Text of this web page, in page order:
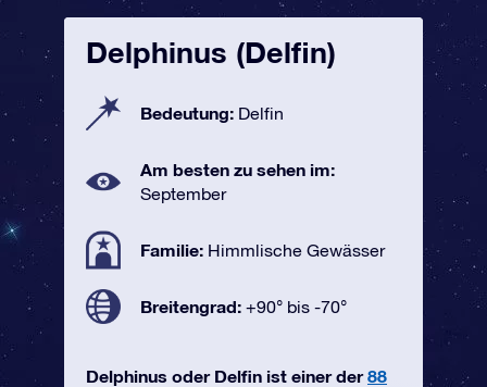
Delphinus (Delfin)
Bedeutung: Delfin
Am besten zu sehen im:
September
Familie: Himmlische Gewässer
Breitengrad: +90° bis -70°
Delphinus oder Delfin ist einer der88